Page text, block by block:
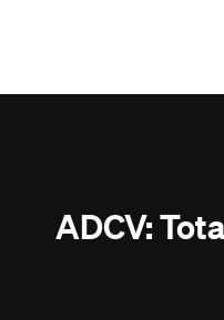
ADCV: